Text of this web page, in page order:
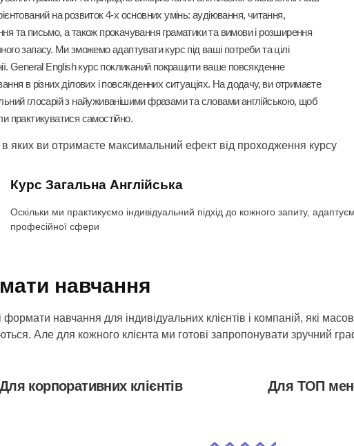
на розвиток 4-х основних умінь: аудіювання, читання,
та письмо, а також прокачування граматики та вимови і розширення
запасу. Ми зможемо адаптувати курс під ваші потреби та цілі
General English курс покликаний покращити ваше повсякденне
в різних ділових і повсякденних ситуаціях. На додачу, ви отримаєте
глосарій з найуживанішими фразами та словами англійською, щоб
практикуватися самостійно.
в яких ви отримаєте максимальний ефект від проходження курсу
Курс Загальна Англійська
Оскільки ми практикуємо індивідуальний підхід до кожного запиту,
професійної сфери
навчання
формати навчання для індивідуальних клієнтів і компаній, які
Але для кожного клієнта ми готові запропонувати зручний
корпоративних клієнтів Для ТОП